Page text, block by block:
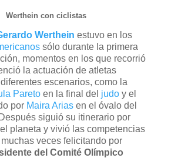
Werthein con ciclistas
Werthein estuvo en los
sólo durante la primera
momentos en los que recorrió
la actuación de atletas
escenarios, como la
Paretoen la final del judoy el
por Maira Ariasen el óvalo del
siguió su itinerario por
planeta y vivió las competencias
veces felicitando por
del Comité Olímpico